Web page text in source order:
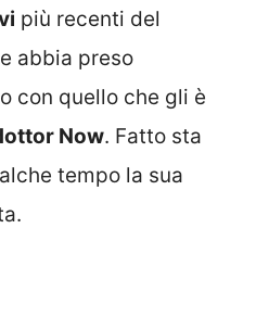
più recenti del
abbia preso
con quello che gli è
Now. Fatto sta
tempo la sua